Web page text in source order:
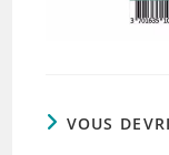
VOUS